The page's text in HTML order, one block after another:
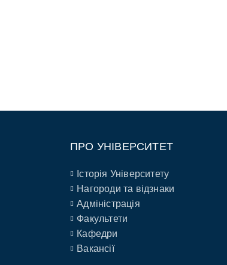
ПРО УНІВЕРСИТЕТ
Історія Університету
Нагороди та відзнаки
Адміністрація
Факультети
Кафедри
Вакансії